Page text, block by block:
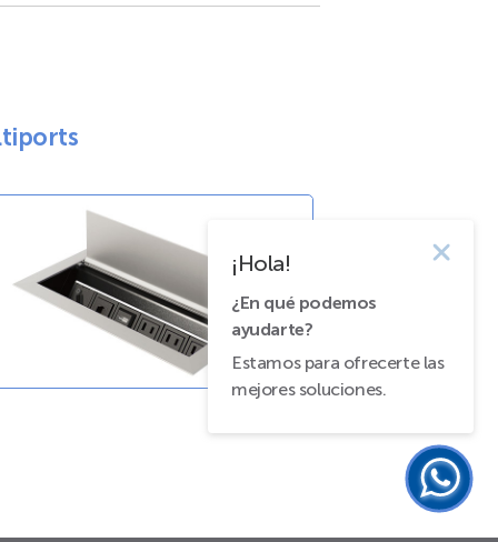
¡Hola!
¿En qué podemos
ayudarte?
Estamos para ofrecerte las
mejores soluciones.